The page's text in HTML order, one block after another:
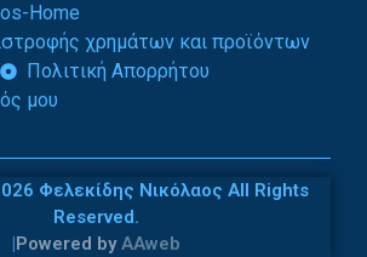
Home
χρημάτων και προϊόντων
Πολιτική Απορρήτου
μου
Φελεκίδης Νικόλαος All Rights
Reserved.
Powered byAAweb